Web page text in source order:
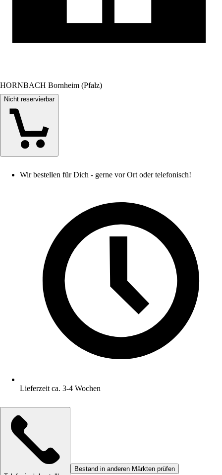
HORNBACH Bornheim (Pfalz)
Nicht reservierbar
Wir bestellen für Dich - gerne vor Ort oder telefonisch!
Lieferzeit ca. 3-4 Wochen
Bestand in anderen Märkten prüfen